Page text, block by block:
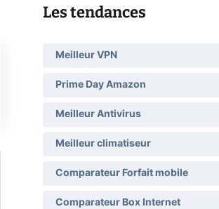
Les tendances
Meilleur VPN
Prime Day Amazon
Meilleur Antivirus
Meilleur climatiseur
Comparateur Forfait mobile
Comparateur Box Internet